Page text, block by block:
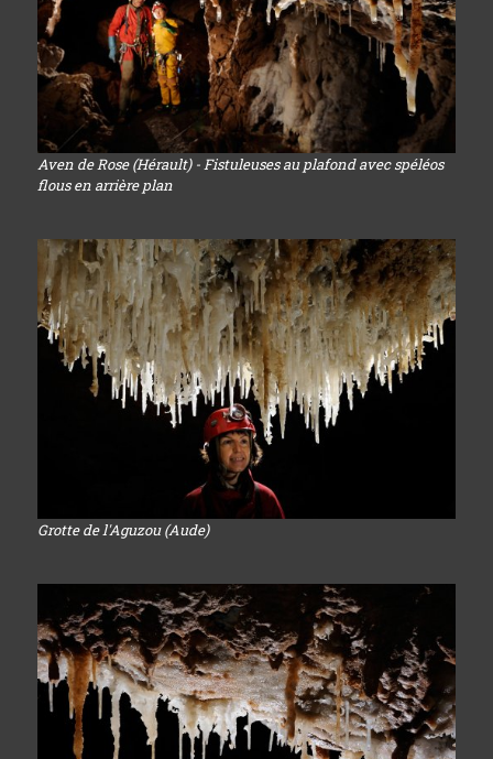
Aven de Rose (Hérault) - Fistuleuses au plafond avec spéléos
flous en arrière plan
Grotte de l'Aguzou (Aude)